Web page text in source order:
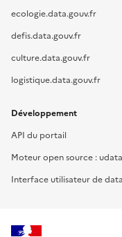
ecologie.data.gouv.fr
defis.data.gouv.fr
culture.data.gouv.fr
logistique.data.gouv.fr
Développement
API du portail
Moteur open source : udata
Interface utilisateur de